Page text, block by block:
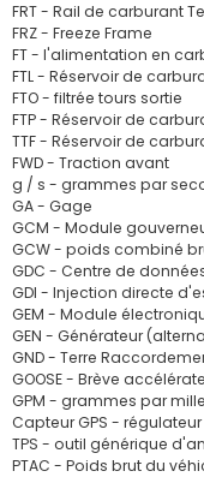
FRT - Rail de carburant
FRZ - Freeze Frame
FT - l'alimentation en
FTL - Réservoir de
FTO - filtrée tours sortie
FTP - Réservoir de
TTF - Réservoir de
FWD - Traction avant
g / s - grammes par
GA - Gage
GCM - Module
GCW - poids combiné
GDC - Centre de
GDI - Injection directe
GEM - Module
GEN - Générateur
GND - Terre
GOOSE - Brève
GPM - grammes par mille
Capteur GPS -
TPS - outil générique
PTAC - Poids brut du